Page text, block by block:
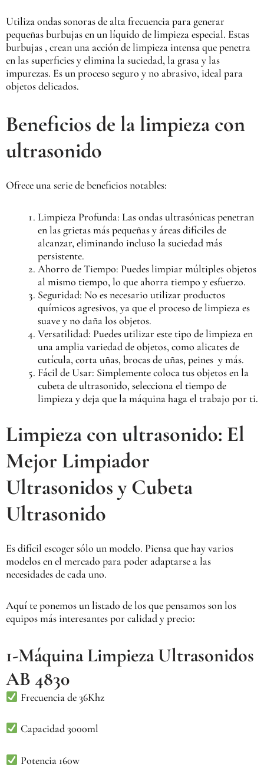
Utiliza ondas sonoras de alta frecuencia para generar
pequeñas burbujas en un líquido de limpieza especial. Estas
burbujas , crean una acción de limpieza intensa que penetra
en las superficies y elimina la suciedad, la grasa y las
impurezas. Es un proceso seguro y no abrasivo, ideal para
objetos delicados.
Beneficios de la limpieza con
ultrasonido
Ofrece una serie de beneficios notables:
Limpieza Profunda: Las ondas ultrasónicas penetran
en las grietas más pequeñas y áreas difíciles de
alcanzar, eliminando incluso la suciedad más
persistente.
Ahorro de Tiempo: Puedes limpiar múltiples objetos
al mismo tiempo, lo que ahorra tiempo y esfuerzo.
Seguridad: No es necesario utilizar productos
químicos agresivos, ya que el proceso de limpieza es
suave y no daña los objetos.
Versatilidad: Puedes utilizar este tipo de limpieza en
una amplia variedad de objetos, como alicates de
cutícula, corta uñas, brocas de uñas, peines y más.
Fácil de Usar: Simplemente coloca tus objetos en la
cubeta de ultrasonido, selecciona el tiempo de
limpieza y deja que la máquina haga el trabajo por ti.
Limpieza con ultrasonido: El
Mejor Limpiador
Ultrasonidos y Cubeta
Ultrasonido
Es difícil escoger sólo un modelo. Piensa que hay varios
modelos en el mercado para poder adaptarse a las
necesidades de cada uno.
Aquí te ponemos un listado de los que pensamos son los
equipos más interesantes por calidad y precio:
1-Máquina Limpieza Ultrasonidos
AB 4830
Frecuencia de 36Khz
Capacidad 3000ml
Potencia 160w